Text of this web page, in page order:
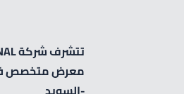
تتشرف شركة ZIRVE INTERNATIONAL بدعوتكم لزيارة ستاند الشركة ضمن اكبر